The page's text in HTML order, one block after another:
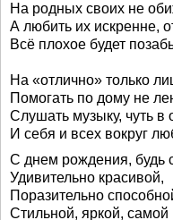
На родных своих не
А любить их искренне,
Всё плохое будет
На «отлично» только
Помогать по дому не
Слушать музыку, чуть в
И себя и всех вокруг
С днем рождения, будь
Удивительно красивой,
Поразительно
Стильной, яркой, самой